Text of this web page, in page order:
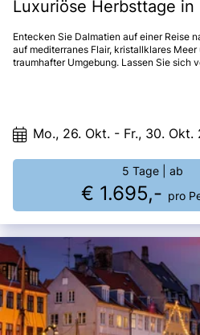
Entecken Sie Dalmatien auf einer Reise
auf mediterranes Flair, kristallklares
traumhafter Umgebung. Lassen Sie sich
Mo., 26. Okt. - Fr., 30. Okt.
5 Tage | ab
€ 1.695,- pro